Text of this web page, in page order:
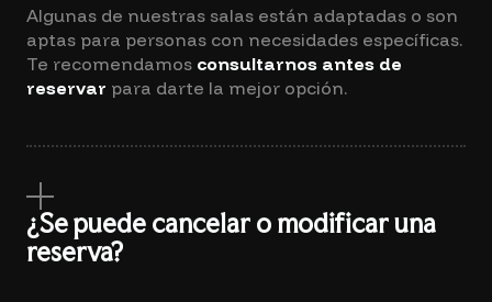
Algunas de nuestras salas están adaptadas o son
aptas para personas con necesidades específicas.
Te recomendamos consultarnos antes de
reservar para darte la mejor opción.
¿Se puede cancelar o modificar una
reserva?